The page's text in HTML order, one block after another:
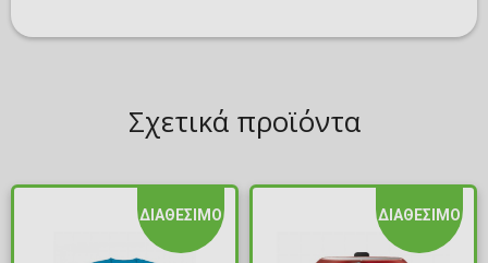
Σχετικά προϊόντα
ΔΙΑΘΕΣΙΜΟ ΔΙΑΘΕΣΙΜΟ